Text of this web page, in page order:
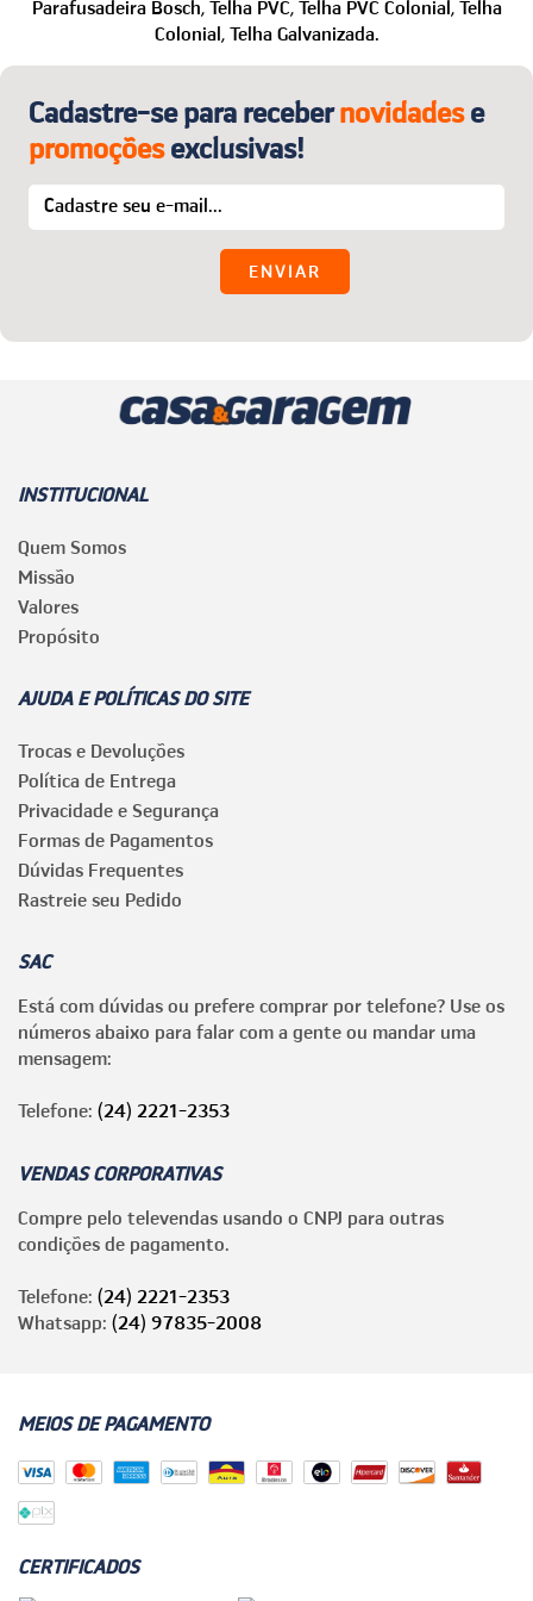
WhatsApp: (24) 99850-1622
sac@casaegaragem.com.br
Parafusadeira Bosch, Telha PVC, Telha PVC Colonial, Telha
Colonial, Telha Galvanizada.
Cadastre-se para recebernovidadese
promoçõesexclusivas!
INSTITUCIONAL
Quem Somos
Missão
Valores
Propósito
AJUDA E POLÍTICAS DO SITE
Trocas e Devoluções
Política de Entrega
Privacidade e Segurança
Formas de Pagamentos
Dúvidas Frequentes
Rastreie seu Pedido
SAC
Está com dúvidas ou prefere comprar por telefone? Use os
números abaixo para falar com a gente ou mandar uma
mensagem:
Telefone: (24) 2221-2353
VENDAS CORPORATIVAS
Compre pelo televendas usando o CNPJ para outras
condições de pagamento.
Telefone: (24) 2221-2353
Whatsapp: (24) 97835-2008
MEIOS DE PAGAMENTO
CERTIFICADOS